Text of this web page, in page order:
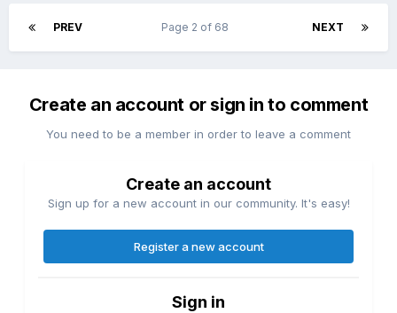
PREV NEXT
Page 2 of 68
Create an account or sign in to comment
You need to be a member in order to leave a comment
Create an account
Sign up for a new account in our community. It's easy!
Register a new account
Sign in